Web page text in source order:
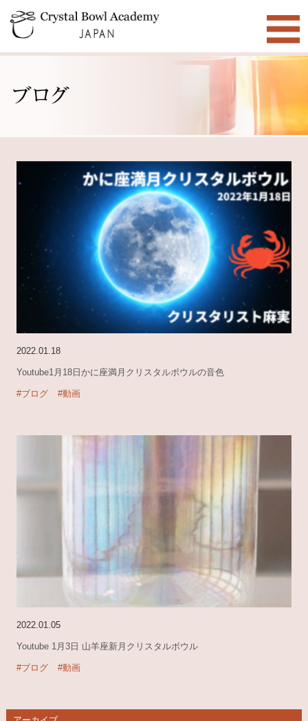
2022.01.18
Youtube1月18日かに座満月クリスタルボウルの音色
#ブログ #動画
2022.01.05
Youtube 1月3日 山羊座新月クリスタルボウル
#ブログ #動画